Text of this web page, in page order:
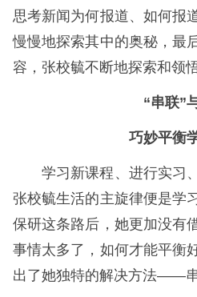
思考新闻为何报道、如何报
慢慢地探索其中的奥秘，最
容，张校毓不断地探索和领
“串联”
巧妙平衡
学习新课程、进行实习
张校毓生活的主旋律便是学
保研这条路后，她更加没有
事情太多了，如何才能平衡
出了她独特的解决方法——串